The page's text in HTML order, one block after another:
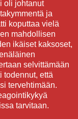
oli johtanut
ja
koputtaa vielä
mahdollisen
ikäiset kaksoset,
selvittämään
todennut, että
tervehtimään.
tarvitaan.